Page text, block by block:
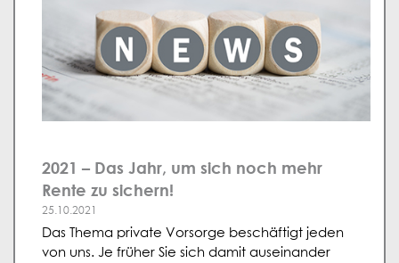
2021 – Das Jahr, um sich noch mehr
Rente zu sichern!
25.10.2021
Das Thema private Vorsorge beschäftigt jeden
von uns. Je früher Sie sich damit auseinander